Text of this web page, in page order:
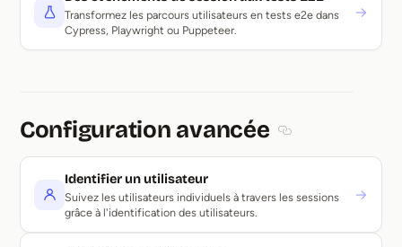
Transformez les parcours utilisateurs en tests e2e dans
Cypress, Playwright ou Puppeteer.
→
Configuration avancée
Identifier un utilisateur
Suivez les utilisateurs individuels à travers les sessions
grâce à l'identification des utilisateurs.
→